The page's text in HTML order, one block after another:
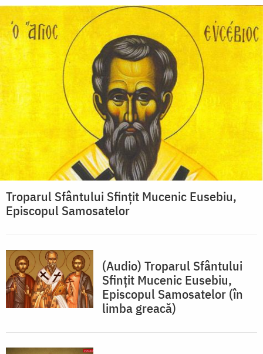
Troparul Sfântului Sfințit Mucenic Eusebiu,
Episcopul Samosatelor
(Audio) Troparul Sfântului
Sfințit Mucenic Eusebiu,
Episcopul Samosatelor (în
limba greacă)